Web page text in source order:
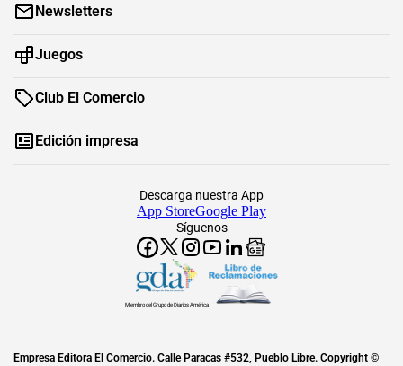
Newsletters
Juegos
Club El Comercio
Edición impresa
Síguenos
Descarga nuestra App
App StoreGoogle Play
Miembro del Grupo de Diarios América
Empresa Editora El Comercio. Calle Paracas #532, Pueblo Libre. Copyright ©